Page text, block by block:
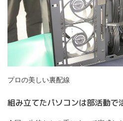
プロの美しい裏配線
組み立てたパソコンは部活動で